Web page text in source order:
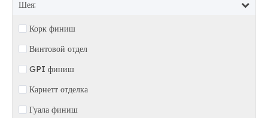
Шея:
Корк финиш
Винтовой отдел
GPI финиш
Карнетт отделка
Гуала финиш